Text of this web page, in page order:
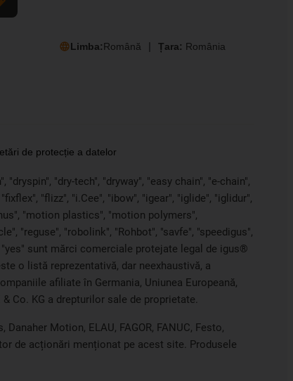
Limba:Română Țara: România
de protecție a datelor
"dry-tech", "dryway", "easy chain", "e-chain",
"flizz", "i.Cee", "ibow", "igear", "iglide", "iglidur",
"motion plastics", "motion polymers",
"reguse", "robolink", "Rohbot", "savfe", "speedigus",
sunt mărci comerciale protejate legal de igus®
o listă reprezentativă, dar neexhaustivă, a
afiliate în Germania, Uniunea Europeană,
Co. KG a drepturilor sale de proprietate.
Motion, ELAU, FAGOR, FANUC, Festo,
de acționări menționat pe acest site. Produsele